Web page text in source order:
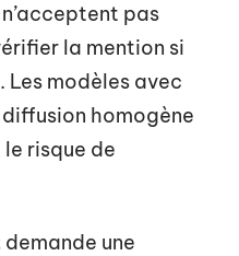
n’acceptent pas
la mention si
Les modèles avec
homogène
risque de
demande une